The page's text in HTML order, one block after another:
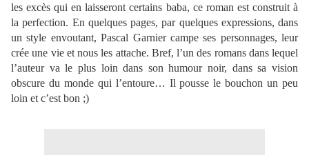
les excès qui en laisseront certains baba, ce roman est construit à
la perfection. En quelques pages, par quelques expressions, dans
un style envoutant, Pascal Garnier campe ses personnages, leur
crée une vie et nous les attache. Bref, l’un des romans dans lequel
l’auteur va le plus loin dans son humour noir, dans sa vision
obscure du monde qui l’entoure… Il pousse le bouchon un peu
loin et c’est bon ;)